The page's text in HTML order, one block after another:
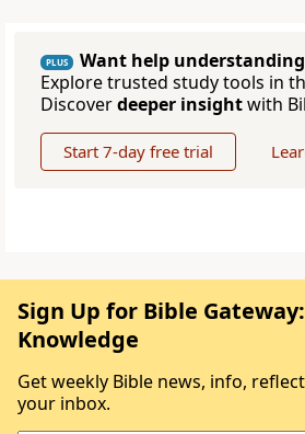
PLUS
Want help
Explore trusted study tools in
Discoverdeeper insightwith
Start 7-day free trial
Sign Up for Bible
Knowledge
Get weekly Bible news, info,
your inbox.